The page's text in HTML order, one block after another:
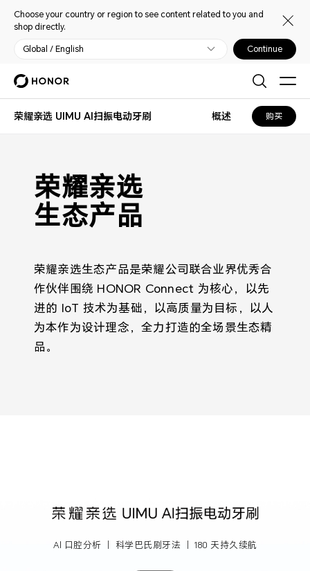
Choose your country or region to see content related to you and
shop directly.
Global / English Continue
荣耀亲选 UIMU AI扫振电动牙刷 概述 购买
荣耀亲选
生态产品
荣耀亲选生态产品是荣耀公司联合业界优秀合
作伙伴围绕 HONOR Connect 为核心，以先
进的 IoT 技术为基础，以高质量为目标，以人
为本作为设计理念，全力打造的全场景生态精
品。
Al 口腔分析 ｜ 科学巴氏刷牙法 ｜ 180 天持久续航